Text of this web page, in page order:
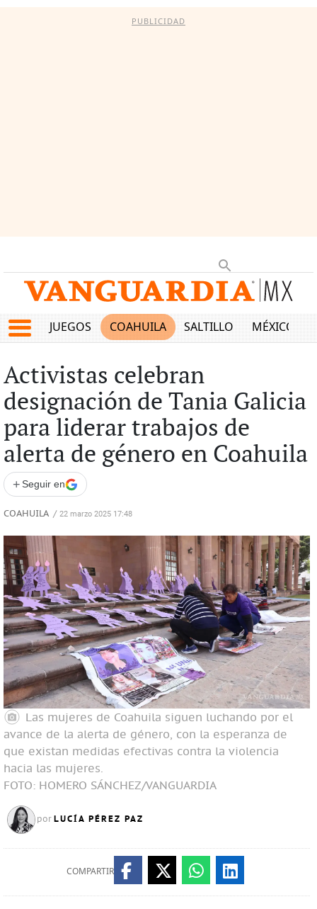
PUBLICIDAD
JUEGOS COAHUILA SALTILLO MÉXICO
Activistas celebran
designación de Tania Galicia
para liderar trabajos de
alerta de género en Coahuila
+ Seguir en
COAHUILA / 22 marzo 2025 17:48
Las mujeres de Coahuila siguen luchando por el
avance de la alerta de género, con la esperanza de
que existan medidas efectivas contra la violencia
hacia las mujeres.
FOTO: HOMERO SÁNCHEZ/VANGUARDIA
por LUCÍA PÉREZ PAZ
COMPARTIR